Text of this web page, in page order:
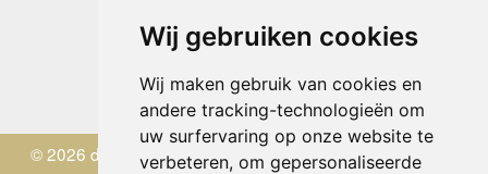
Wij gebruiken cookies
Wij maken gebruik van cookies en
andere tracking-technologieën om
uw surfervaring op onze website te
verbeteren, om gepersonaliseerde
Donderdag
10.00 - 12.30 en 13.30 - 17.00
Vrijdag 10.00 - 12.30 en 13.30 - 17.00
Zaterdag
gesloten
Zondag gesloten
© 2026 de Zwerver